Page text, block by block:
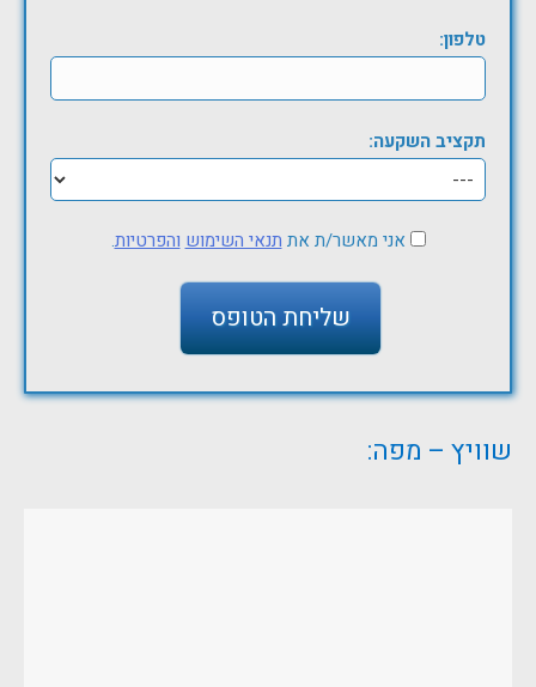
טלפון:
תקציב השקעה:
אני מאשר/ת את תנאי השימוש והפרטיות.
שוויץ – מפה: